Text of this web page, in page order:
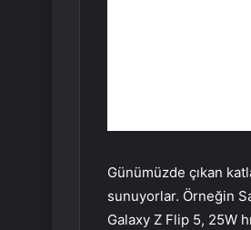
Günümüzde çıkan
sunuyorlar. Örneğin
Galaxy Z Flip 5, 25W